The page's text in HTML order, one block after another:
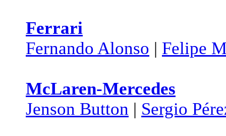
Ferrari
Fernando Alonso | Felipe
McLaren-Mercedes
Jenson Button | Sergio